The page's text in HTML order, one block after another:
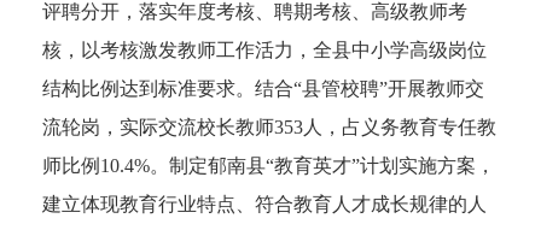
评聘分开，落实年度考核、聘期考核、高级教师考
核，以考核激发教师工作活力，全县中小学高级岗位
结构比例达到标准要求。结合“县管校聘”开展教师交
流轮岗，实际交流校长教师353人，占义务教育专任教
师比例10.4%。制定郁南县“教育英才”计划实施方案，
建立体现教育行业特点、符合教育人才成长规律的人